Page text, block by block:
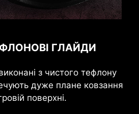
ГЛАЙДИ
з чистого тефлону
дуже плане ковзання
поверхні.